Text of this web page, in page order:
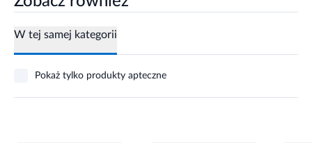
W tej samej kategorii
Pokaż tylko produkty apteczne